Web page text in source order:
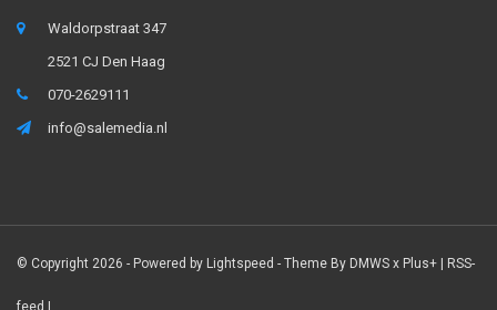
Waldorpstraat 347
2521 CJ Den Haag
070-2629111
info@salemedia.nl
© Copyright 2026 - Powered by Lightspeed - Theme By DMWS x Plus+ | RSS-
feed |